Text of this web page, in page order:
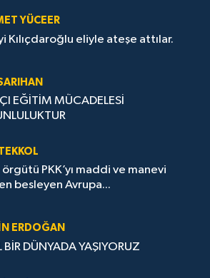
YÜCEER
Kılıçdaroğlu eliyle ateşe attılar.
EĞİTİM MÜCADELESİ
PKK’yı maddi ve manevi
besleyen Avrupa...
ERDOĞAN
BİR DÜNYADA YAŞIYORUZ